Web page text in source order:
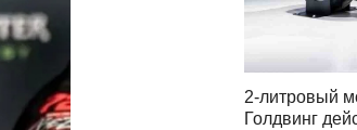
2-литровый
Голдвинг